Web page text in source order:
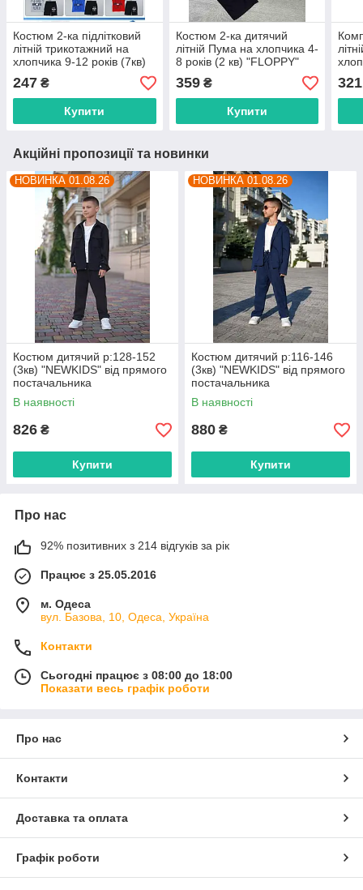
Костюм 2-ка підлітковий
літній трикотажний на
хлопчика 9-12 років (7кв)
"HARIZMA" недорого від
прямого постачальника
247 ₴
Купити
Костюм 2-ка дитячий
літній Пума на хлопчика 4-
8 років (2 кв) "FLOPPY"
купити недорого від
прямого постачальника
359₴
Купити
321
Акційні пропозиції та новинки
НОВИНКА 01.08.26
Костюм дитячий р:128-152
(3кв) "NEWKIDS" від прямого
постачальника
В наявності
826 ₴
Купити
НОВИНКА 01.08.26
Костюм дитячий р:116-146
(3кв) "NEWKIDS" від прямого
постачальника
В наявності
880 ₴
Купити
Про нас
92% позитивних з 214 відгуків за рік
Працює з 25.05.2016
м. Одеса
вул. Базова, 10, Одеса, Україна
Контакти
Сьогодні працює з 08:00 до 18:00
Показати весь графік роботи
Про нас
Контакти
Доставка та оплата
Графік роботи